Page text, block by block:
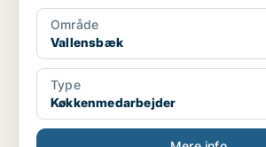
Område
Vallensbæk
Type
Køkkenmedarbejder